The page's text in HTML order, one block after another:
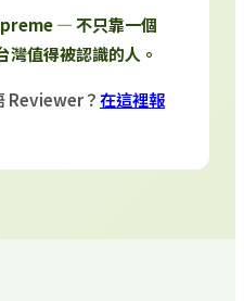
— 不只靠一個
灣值得被認識的人。
Reviewer？在這裡報